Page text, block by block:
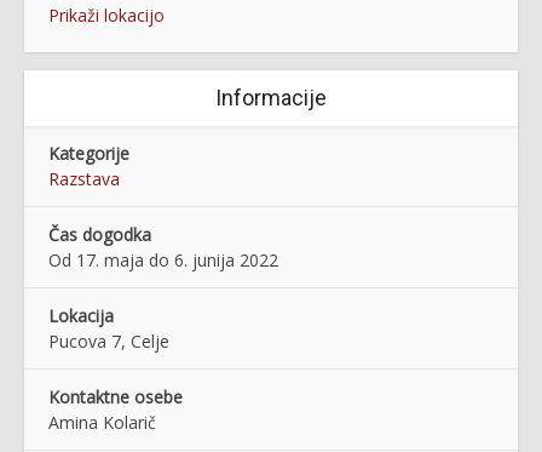
Prikaži lokacijo
Informacije
Kategorije
Razstava
Čas dogodka
Od 17. maja do 6. junija 2022
Lokacija
Pucova 7, Celje
Kontaktne osebe
Amina Kolarič